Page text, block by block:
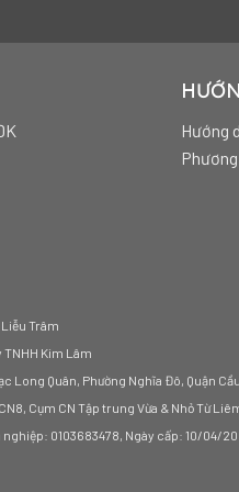
Hướng
Trâm
Kim Lâm
Long Quân, Phường Nghĩa Đô, Quận
Cụm CN Tập trung Vừa & Nhỏ Từ
nghiệp: 0103683478, Ngày cấp: 10/04/